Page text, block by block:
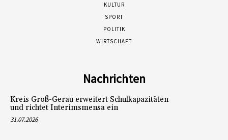
KULTUR
SPORT
POLITIK
WIRTSCHAFT
Nachrichten
Kreis Groß-Gerau erweitert Schulkapazitäten
und richtet Interimsmensa ein
31.07.2026